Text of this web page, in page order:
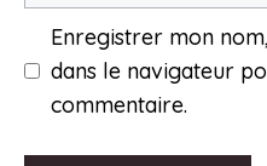
Enregistrer mon
dans le navigateur
commentaire.